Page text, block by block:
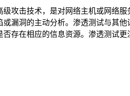
攻击技术，是对网络主机或网络
漏洞的主动分析。渗透测试与其
存在相应的信息资源。渗透测试更